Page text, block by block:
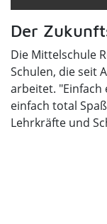
Der
Die Mittelschule
Schulen, die seit
arbeitet. "Einfach
einfach total
Lehrkräfte und